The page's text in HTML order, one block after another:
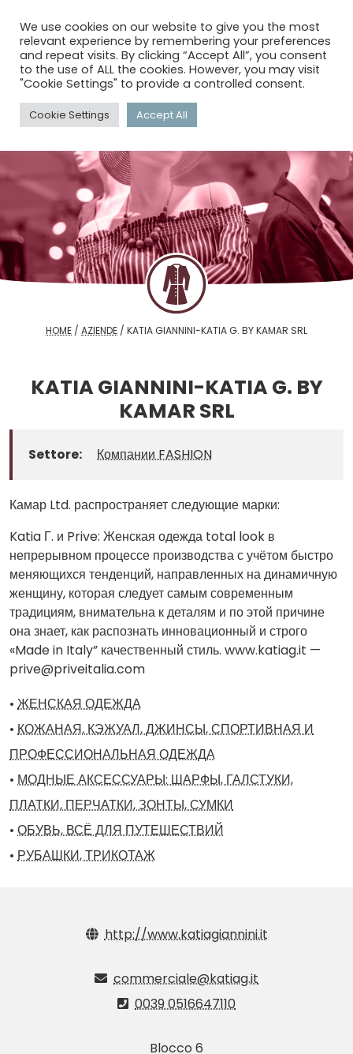
menu search
HOME / AZIENDE / KATIA GIANNINI-KATIA G. BY KAMAR SRL
KATIA GIANNINI-KATIA G. BY
KAMAR SRL
Settore: Компании FASHION
Камар Ltd. распространяет следующие марки:
Katia Г. и Prive: Женская одежда total look в
непрерывном процессе производства с учётом быстро
меняющихся тенденций, направленных на динамичную
женщину, которая следует самым современным
традициям, внимательна к деталям и по этой причине
она знает, как распознать инновационный и строго
«Made in Italy” качественный стиль. www.katiag.it — ​​
prive@priveitalia.com
• ЖЕНСКАЯ ОДЕЖДА
• КОЖАНАЯ, КЭЖУАЛ, ДЖИНСЫ, СПОРТИВНАЯ И
ПРОФЕССИОНАЛЬНАЯ ОДЕЖДА
• МОДНЫЕ АКСЕССУАРЫ: ШАРФЫ, ГАЛСТУКИ,
ПЛАТКИ, ПЕРЧАТКИ, ЗОНТЫ, СУМКИ
• ОБУВЬ, ВСЁ ДЛЯ ПУТЕШЕСТВИЙ
• РУБАШКИ, ТРИКОТАЖ
http://www.katiagiannini.it
commerciale@katiag.it
0039 0516647110
Blocco 6
We use cookies on our website to give you the most
relevant experience by remembering your preferences
and repeat visits. By clicking “Accept All”, you consent
to the use of ALL the cookies. However, you may visit
"Cookie Settings" to provide a controlled consent.
Cookie Settings Accept All